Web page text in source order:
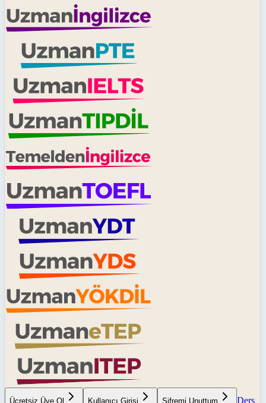
Ücretsiz Üye Ol Kullanıcı Girişi Şifremi Unuttum
Ders